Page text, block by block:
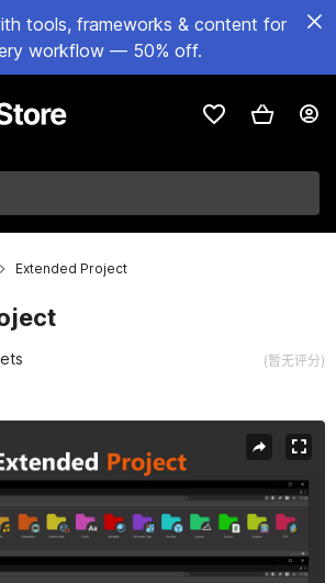
tools, frameworks & content for
workflow — 50% off.
Extended Project
(暂无评分)